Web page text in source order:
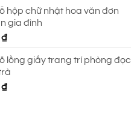
tại
là:
590.000 ₫.
hộp chữ nhật hoa văn đơn
gia đình
₫Giá
tại
là:
690.000 ₫.
lồng giấy trang trí phòng đọc
₫Giá